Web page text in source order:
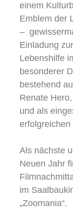
einem
Emblem der
–
Einladung
Lebenshilfe
besonderer
bestehend
Renate
und als
Als nächste
Neuen Jahr
im
„Zoomania“.